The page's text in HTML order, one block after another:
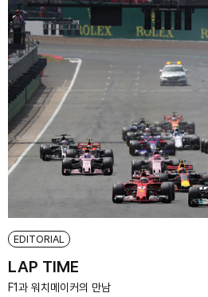
EDITORIAL
LAP TIME
F1과 워치메이커의 만남